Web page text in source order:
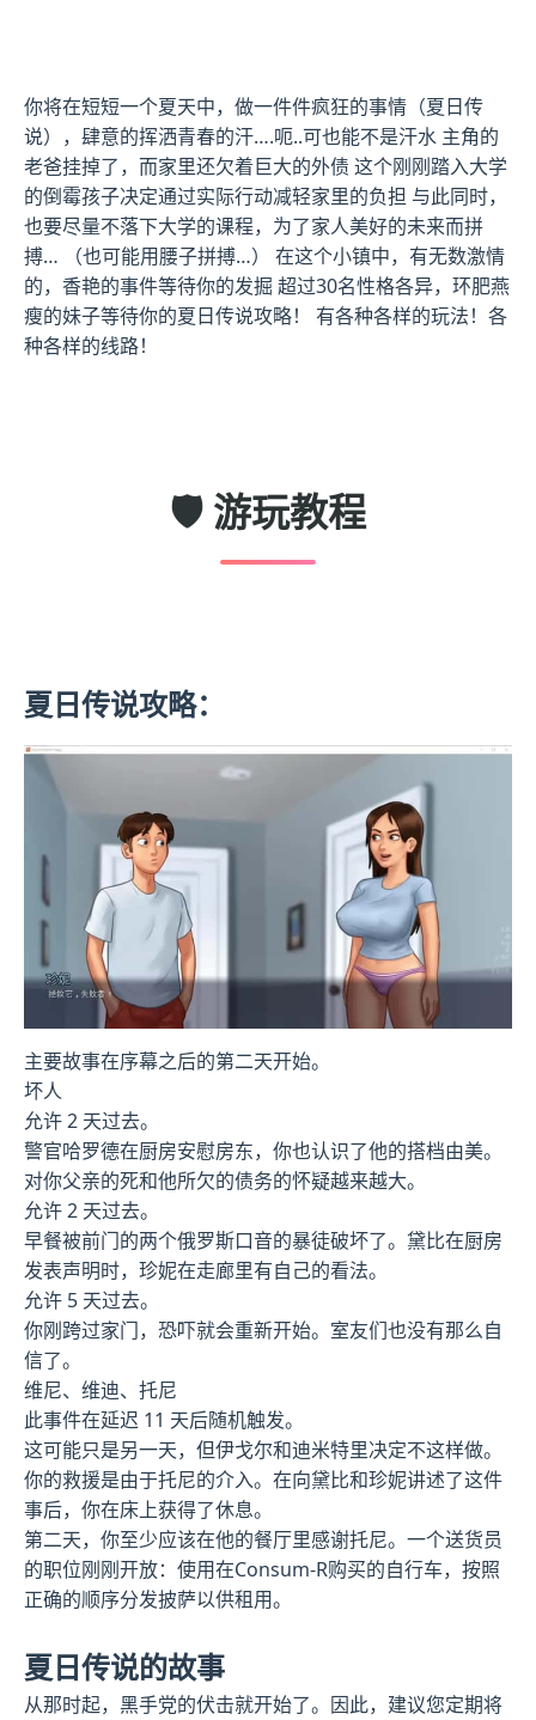
你将在短短一个夏天中，做一件件疯狂的事情（夏日传
说），肆意的挥洒青春的汗….呃..可也能不是汗水 主角的
老爸挂掉了，而家里还欠着巨大的外债 这个刚刚踏入大学
的倒霉孩子决定通过实际行动减轻家里的负担 与此同时，
也要尽量不落下大学的课程，为了家人美好的未来而拼
搏… （也可能用腰子拼搏…） 在这个小镇中，有无数激情
的，香艳的事件等待你的发掘 超过30名性格各异，环肥燕
瘦的妹子等待你的夏日传说攻略！ 有各种各样的玩法！各
种各样的线路！
🛡️ 游玩教程
夏日传说攻略：
主要故事在序幕之后的第二天开始。
坏人
允许 2 天过去。
警官哈罗德在厨房安慰房东，你也认识了他的搭档由美。
对你父亲的死和他所欠的债务的怀疑越来越大。
允许 2 天过去。
早餐被前门的两个俄罗斯口音的暴徒破坏了。黛比在厨房
发表声明时，珍妮在走廊里有自己的看法。
允许 5 天过去。
你刚跨过家门，恐吓就会重新开始。室友们也没有那么自
信了。
维尼、维迪、托尼
此事件在延迟 11 天后随机触发。
这可能只是另一天，但伊戈尔和迪米特里决定不这样做。
你的救援是由于托尼的介入。在向黛比和珍妮讲述了这件
事后，你在床上获得了休息。
第二天，你至少应该在他的餐厅里感谢托尼。一个送货员
的职位刚刚开放：使用在Consum-R购买的自行车，按照
正确的顺序分发披萨以供租用。
夏日传说的故事
从那时起，黑手党的伏击就开始了。因此，建议您定期将